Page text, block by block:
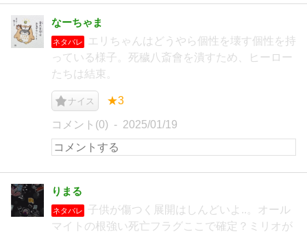
なーちゃま
ネタバレ
エリちゃんはどうやら個性を壊す個性を持
っている様子。死穢八斎會を潰すため、ヒーロー
たちは結束。
ナイス ★3
コメント(0) 2025/01/19
りまる
ネタバレ
子供が傷つく展開はしんどいよ..。オール
マイトの根強い死亡フラグここで確定？ミリオが